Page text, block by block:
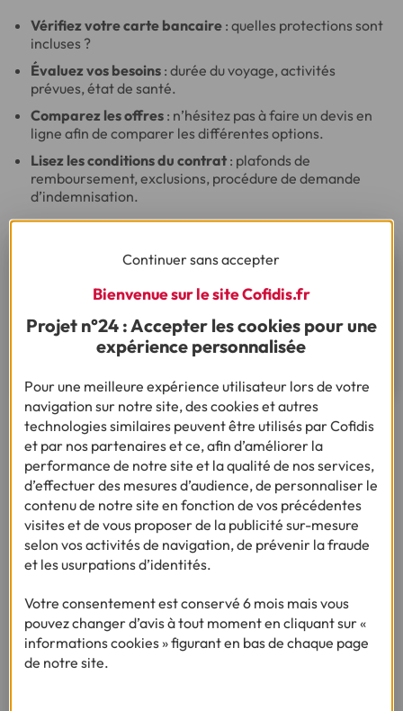
Vérifiez votre carte bancaire : quelles protections sont
incluses ?
Évaluez vos besoins : durée du voyage, activités
prévues, état de santé.
Comparez les offres : n’hésitez pas à faire un devis en
ligne afin de comparer les différentes options.
Lisez les conditions du contrat : plafonds de
remboursement, exclusions, procédure de demande
d’indemnisation.
réaliser votre projet ?
Découvrez notre offre de crédit voyage
Ça pourrait vous intéresser
Vous nous avez posé la question, on vous
Besoin d’autres conseils sur le même thème ?
Continuer sans accepter
Bienvenue sur le site Cofidis.fr
Projet n°24 : Accepter les cookies pour une
expérience personnalisée
Pour une meilleure expérience utilisateur lors de votre
navigation sur notre site, des cookies et autres
technologies similaires peuvent être utilisés par Cofidis
et par nos partenaires et ce, afin d’améliorer la
performance de notre site et la qualité de nos services,
d’effectuer des mesures d’audience, de personnaliser le
contenu de notre site en fonction de vos précédentes
visites et de vous proposer de la publicité sur-mesure
selon vos activités de navigation, de prévenir la fraude
et les usurpations d’identités.
Votre consentement est conservé 6 mois mais vous
pouvez changer d’avis à tout moment en cliquant sur «
informations cookies » figurant en bas de chaque page
de notre site.